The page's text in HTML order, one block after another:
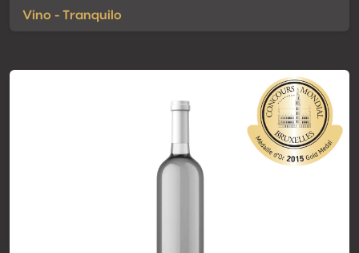
Vino - Tranquilo